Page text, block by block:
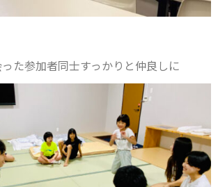
た参加者同士すっかりと仲良しに